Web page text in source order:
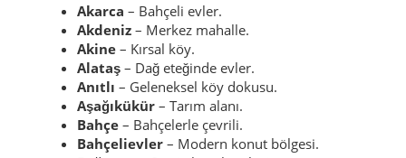
Akarca – Bahçeli evler.
Akdeniz – Merkez mahalle.
Akine – Kırsal köy.
Alataş – Dağ eteğinde evler.
Anıtlı – Geleneksel köy dokusu.
Aşağıkükür – Tarım alanı.
Bahçe – Bahçelerle çevrili.
Bahçelievler – Modern konut bölgesi.